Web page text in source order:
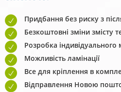
Придбання без риску з
Безкоштовні зміни змісту
Розробка індивідуального
Можливість ламінації
Все для кріплення в
Відправлення Новою